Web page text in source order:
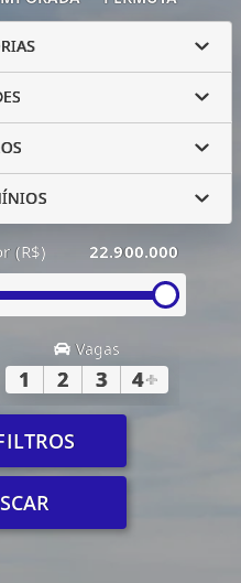
(R$) 22.900.000
Vagas
1 2 3 4+